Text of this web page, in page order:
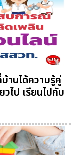
านได้ความรู้คู่
ไป เรียนไปกับ